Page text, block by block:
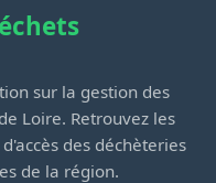
sur la gestion des
Loire. Retrouvez les
des déchèteries
de la région.